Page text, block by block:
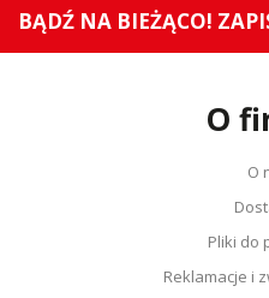
BĄDŹ NA BIEŻĄCO!
O
O
Pliki do
Reklamacje i